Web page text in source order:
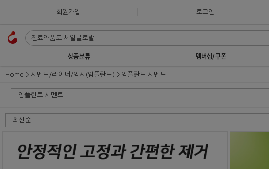
회원가입 로그인
상품분류 멤버십/쿠폰
Home 시멘트/라이너/임시(임플란트) 임플란트 시멘트